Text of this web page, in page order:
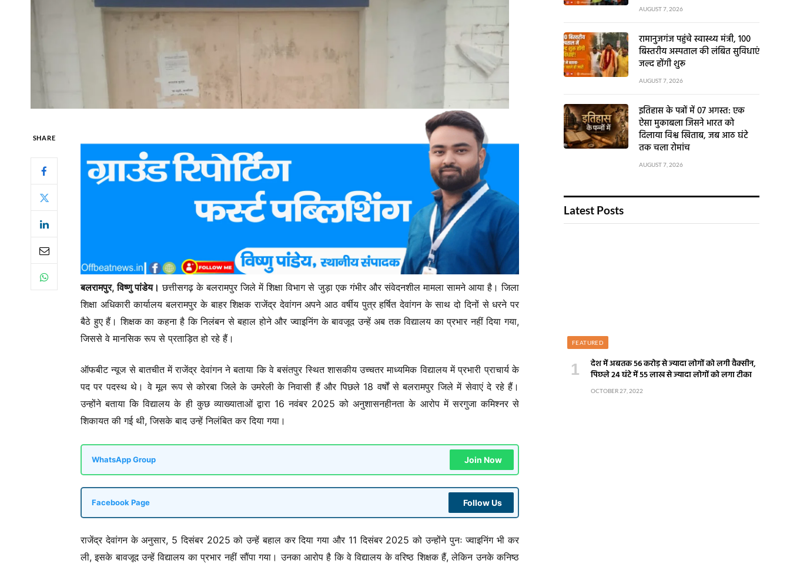
SHARE
बलरामपुर, विष्णु पांडेय। छत्तीसगढ़ के बलरामपुर जिले में शिक्षा विभाग से जुड़ा एक गंभीर और संवेदनशील मामला सामने आया है। जिला
शिक्षा अधिकारी कार्यालय बलरामपुर के बाहर शिक्षक राजेंद्र देवांगन अपने आठ वर्षीय पुत्र हर्षित देवांगन के साथ दो दिनों से धरने पर
बैठे हुए हैं। शिक्षक का कहना है कि निलंबन से बहाल होने और ज्वाइनिंग के बावजूद उन्हें अब तक विद्यालय का प्रभार नहीं दिया गया,
जिससे वे मानसिक रूप से प्रताड़ित हो रहे हैं।
ऑफबीट न्यूज से बातचीत में राजेंद्र देवांगन ने बताया कि वे बसंतपुर स्थित शासकीय उच्चतर माध्यमिक विद्यालय में प्रभारी प्राचार्य के
पद पर पदस्थ थे। वे मूल रूप से कोरबा जिले के उमरेली के निवासी हैं और पिछले 18 वर्षों से बलरामपुर जिले में सेवाएं दे रहे हैं।
उन्होंने बताया कि विद्यालय के ही कुछ व्याख्याताओं द्वारा 16 नवंबर 2025 को अनुशासनहीनता के आरोप में सरगुजा कमिश्नर से
शिकायत की गई थी, जिसके बाद उन्हें निलंबित कर दिया गया।
WhatsApp Group Join Now
Facebook Page Follow Us
राजेंद्र देवांगन के अनुसार, 5 दिसंबर 2025 को उन्हें बहाल कर दिया गया और 11 दिसंबर 2025 को उन्होंने पुनः ज्वाइनिंग भी कर
ली, इसके बावजूद उन्हें विद्यालय का प्रभार नहीं सौंपा गया। उनका आरोप है कि वे विद्यालय के वरिष्ठ शिक्षक हैं, लेकिन उनके कनिष्ठ
AUGUST 7, 2026
रामानुजगंज पहुंचे स्वास्थ्य मंत्री, 100
बिस्तरीय अस्पताल की लंबित सुविधाएं
जल्द होंगी शुरू
AUGUST 7, 2026
इतिहास के पन्नों में 07 अगस्त: एक
ऐसा मुकाबला जिसने भारत को
दिलाया विश्व खिताब, जब आठ घंटे
तक चला रोमांच
AUGUST 7, 2026
Latest Posts
FEATURED
देश में अबतक 56 करोड़ से ज्यादा लोगों को लगी वैक्सीन,
पिछले 24 घंटे में 55 लाख से ज्यादा लोगों को लगा टीका
OCTOBER 27, 2022